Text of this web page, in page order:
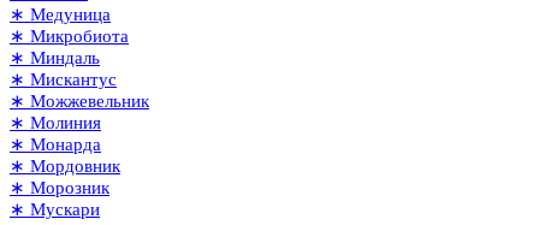
∗ Медуница
∗ Микробиота
∗ Миндаль
∗ Мискантус
∗ Можжевельник
∗ Молиния
∗ Монарда
∗ Мордовник
∗ Морозник
∗ Мускари